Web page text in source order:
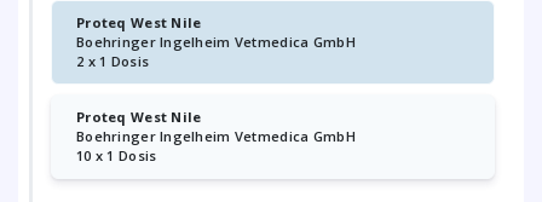
Proteq West Nile
Boehringer Ingelheim Vetmedica GmbH
2 x 1 Dosis
Proteq West Nile
Boehringer Ingelheim Vetmedica GmbH
10 x 1 Dosis